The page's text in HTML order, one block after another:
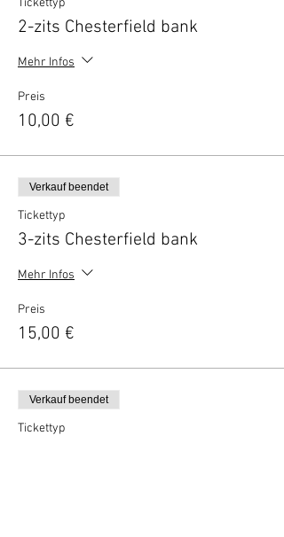
Tickettyp
2-zits Chesterfield bank
Mehr Infos
Preis
10,00 €
Verkauf beendet
Tickettyp
3-zits Chesterfield bank
Mehr Infos
Preis
15,00 €
Verkauf beendet
Tickettyp